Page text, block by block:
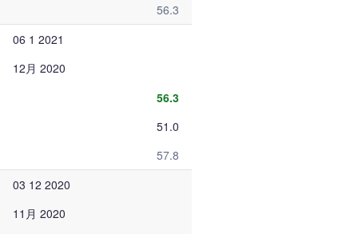
56.3
06 1 2021
12月 2020
56.3
51.0
57.8
03 12 2020
11月 2020